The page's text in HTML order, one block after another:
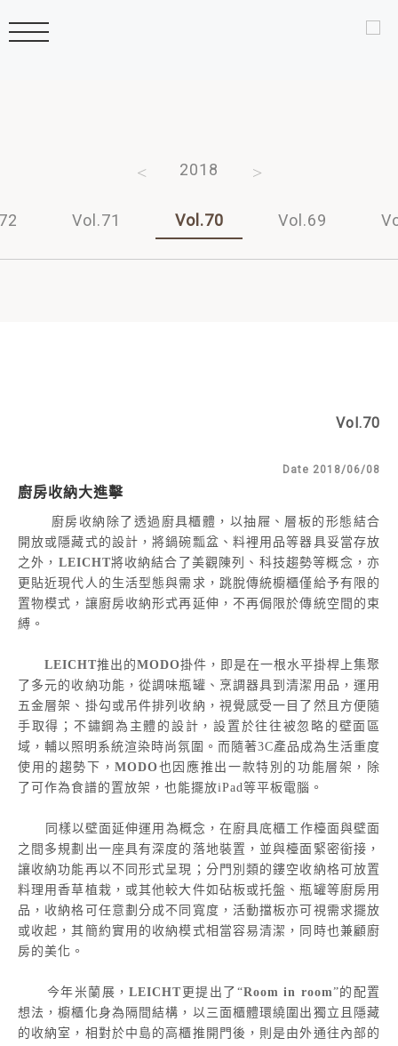
2018
Vol.71 Vol.70 Vol.69
Vol.70
Date 2018/06/08
廚房收納大進擊
廚房收納除了透過廚具櫃體，以抽屜、層板的形態結合
開放或隱藏式的設計，將鍋碗瓢盆、料裡用品等器具妥當存放
之外， LEICHT將收納結合了美觀陳列、科技趨勢等概念，亦
更貼近現代人的生活型態與需求，跳脫傳統櫥櫃僅給予有限的
置物模式，讓廚房收納形式再延伸，不再侷限於傳統空間的束
縛。
LEICHT推出的MODO掛件，即是在一根水平掛桿上集聚
了多元的收納功能，從調味瓶罐、烹調器具到清潔用品，運用
五金層架、掛勾或吊件排列收納，視覺感受一目了然且方便隨
手取得；不鏽鋼為主體的設計，設置於往往被忽略的壁面區
域，輔以照明系統渲染時尚氛圍。而隨著3C產品成為生活重度
使用的趨勢下，MODO也因應推出一款特別的功能層架，除
了可作為食譜的置放架，也能擺放iPad等平板電腦。
同樣以壁面延伸運用為概念，在廚具底櫃工作檯面與壁面
之間多規劃出一座具有深度的落地裝置，並與檯面緊密銜接，
讓收納功能再以不同形式呈現；分門別類的鏤空收納格可放置
料理用香草植栽，或其他較大件如砧板或托盤、瓶罐等廚房用
品，收納格可任意劃分成不同寬度，活動擋板亦可視需求擺放
或收起，其簡約實用的收納模式相當容易清潔，同時也兼顧廚
房的美化。
今年米蘭展，LEICHT 更提出了“Room in room”的配置
想法，櫥櫃化身為隔間結構，以三面櫃體環繞圍出獨立且隱藏
的收納室，相對於中島的高櫃推開門後，則是由外通往內部的